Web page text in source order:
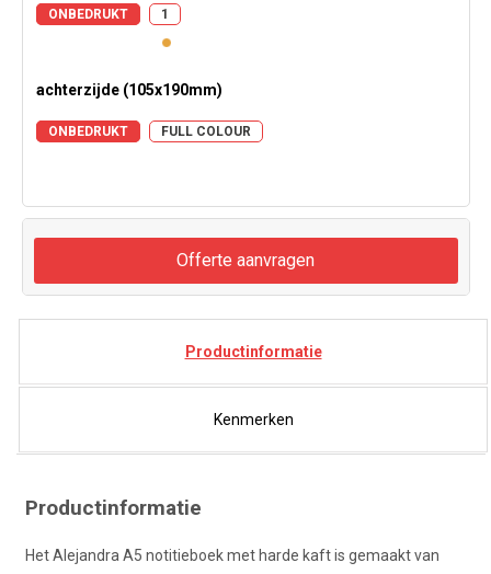
ONBEDRUKT 1
achterzijde (105x190mm)
ONBEDRUKT FULL COLOUR
Offerte aanvragen
Productinformatie
Kenmerken
Productinformatie
Het Alejandra A5 notitieboek met harde kaft is gemaakt van